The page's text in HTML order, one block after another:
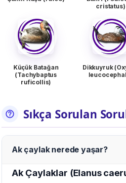
cristatus)
Küçük Batağan
(Tachybaptus
ruficollis)
Dikkuyruk
Sıkça Sorulan
Ak çaylak nerede yaşar?
Ak Çaylaklar (Elanus